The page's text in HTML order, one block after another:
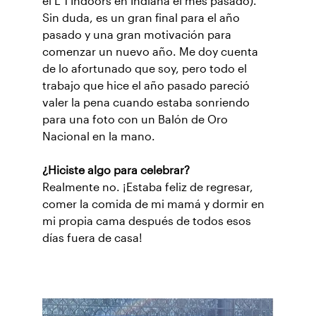
Sin duda, es un gran final para el año
pasado y una gran motivación para
comenzar un nuevo año. Me doy cuenta
de lo afortunado que soy, pero todo el
trabajo que hice el año pasado pareció
valer la pena cuando estaba sonriendo
para una foto con un Balón de Oro
Nacional en la mano.
¿Hiciste algo para celebrar?
Realmente no. ¡Estaba feliz de regresar,
comer la comida de mi mamá y dormir en
mi propia cama después de todos esos
días fuera de casa!